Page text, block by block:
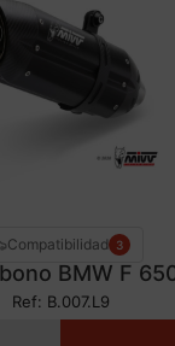
Compatibilidad 3
BMW F
Ref: B.007.L9